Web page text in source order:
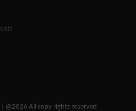
| @2026 All copy rights reserved